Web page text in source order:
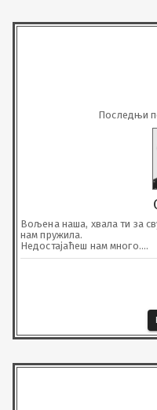
Последњи
Вољена наша, хвала ти за
нам пружила.
Недостајаћеш нам много.
Почивај у миру.